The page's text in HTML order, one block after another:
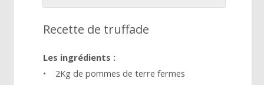
Recette de truffade
Les ingrédients :
• 2Kg de pommes de terre fermes